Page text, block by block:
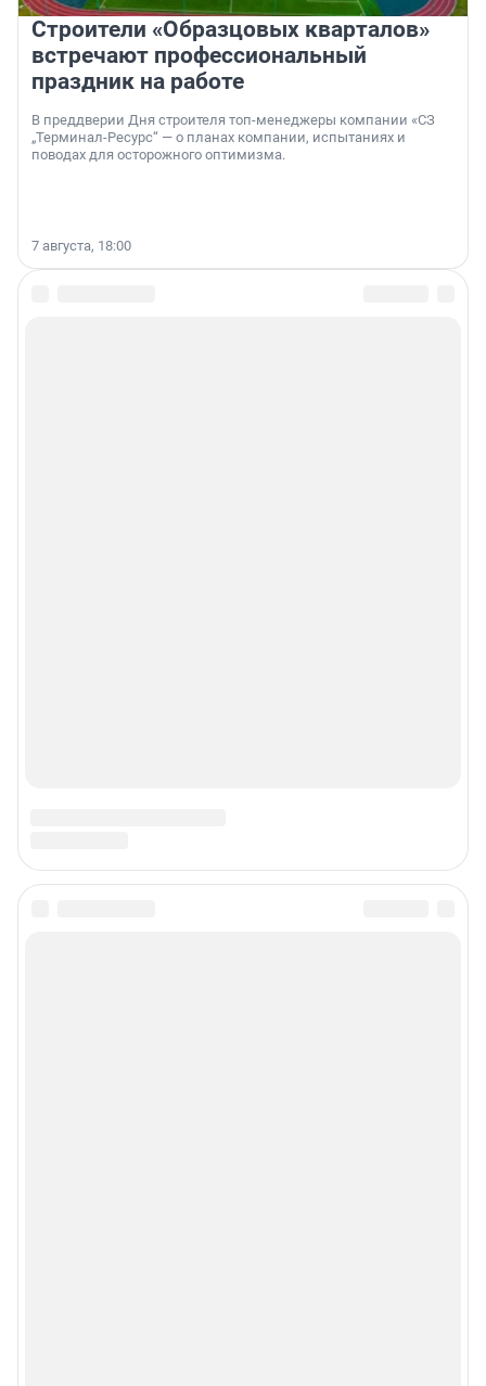
Строители «Образцовых кварталов»
встречают профессиональный
праздник на работе
В преддверии Дня строителя топ-менеджеры компании «СЗ
„Терминал-Ресурс“ — о планах компании, испытаниях и
поводах для осторожного оптимизма.
7 августа, 18:00